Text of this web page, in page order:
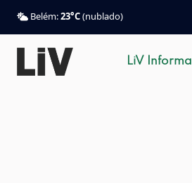
Belém:23°C(nublado)
LiV Informa